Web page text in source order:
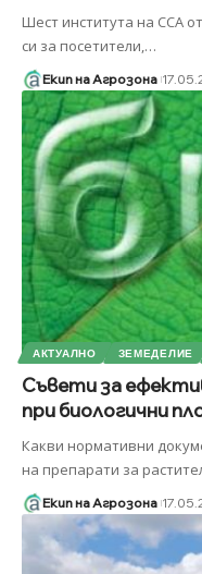
Шест института на ССА
си за посетители,…
Екип на Агрозона
АКТУАЛНО ЗЕМЕДЕЛИЕ
Съвети за
при биологични
Какви нормативни
на препарати за
Екип на Агрозона